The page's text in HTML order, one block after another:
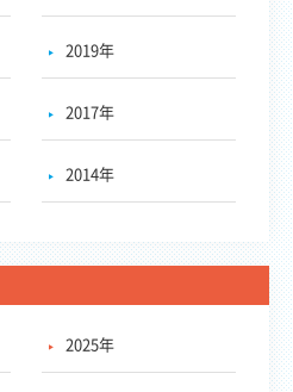
2019年
2017年
2014年
2025年